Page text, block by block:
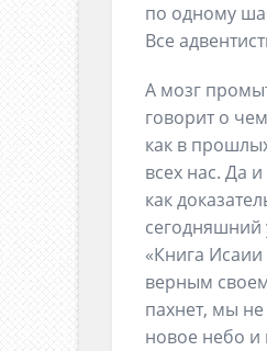
по одному
Все
А мозг
говорит о
как в
всех нас. Да
как
сегодняшний
«Книга
верным
пахнет, мы
новое небо и